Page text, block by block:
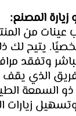
من
يتيح لك
وتفقد
الذي يقف
السمعة
زيارات